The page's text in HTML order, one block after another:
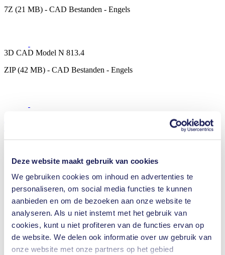
Deze website maakt gebruik van cookies
We gebruiken cookies om inhoud en advertenties te
personaliseren, om social media functies te kunnen
aanbieden en om de bezoeken aan onze website te
analyseren. Als u niet instemt met het gebruik van
cookies, kunt u niet profiteren van de functies ervan op
de website. We delen ook informatie over uw gebruik van
onze website met onze partners op het gebied
7Z (21 MB) - CAD Bestanden - Engels
3D CAD Model N 813.4
ZIP (42 MB) - CAD Bestanden - Engels
Capaciteit (max.)
13 l/min
Bedrijfsdruk (max.)
0.3 bar (rel.)
Eindvacuüm (max.)
mbar (abs.)
Membraanmateriaalopties
Pompkopmateriaalopties
Aluminium
Motortype-opties
Borstelloze DC